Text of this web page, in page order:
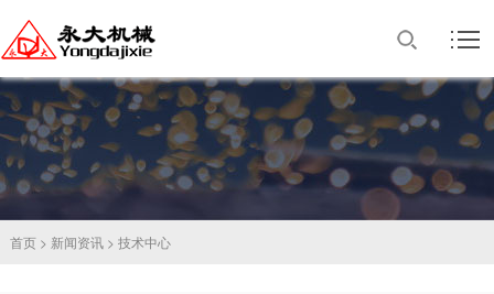
首页> 新闻资讯> 技术中心